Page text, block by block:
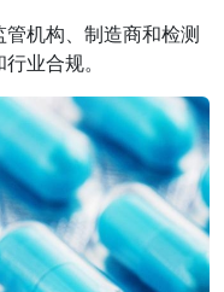
机构、制造商和检测
业合规。